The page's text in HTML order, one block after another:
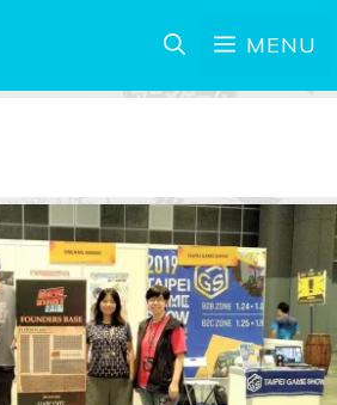
MENU